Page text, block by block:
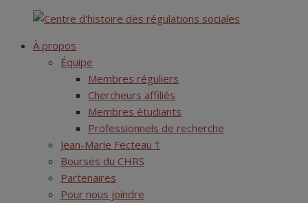
content
Centre d'histoire des régulations sociales
À propos
Équipe
Membres réguliers
Chercheurs affiliés
Membres étudiants
Professionnels de recherche
Jean-Marie Fecteau †
Bourses du CHRS
Partenaires
Pour nous joindre